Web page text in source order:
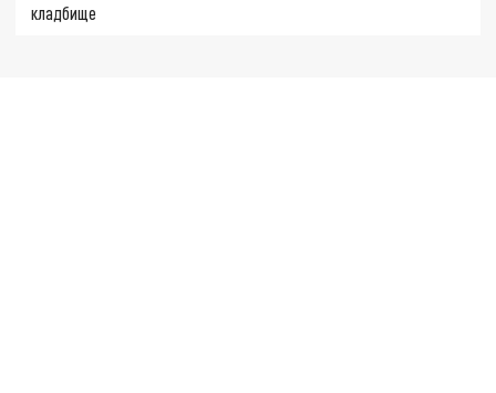
кладбище